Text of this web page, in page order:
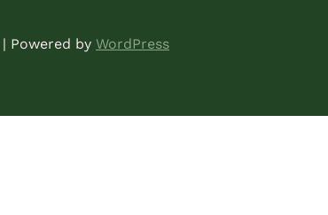
Powered by WordPress